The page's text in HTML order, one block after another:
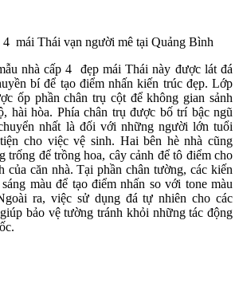
4 mái Thái vạn người mê tại Quảng Bình
nhà cấp 4 đẹp mái Thái này được lát đá
bí để tạo điểm nhấn kiến trúc đẹp. Lớp
ốp phần chân trụ cột để không gian sảnh
hài hòa. Phía chân trụ được bố trí bậc ngũ
nhất là đối với những người lớn tuổi
cho việc vệ sinh. Hai bên hè nhà cũng
trống để trồng hoa, cây cảnh để tô điểm cho
của căn nhà. Tại phần chân tường, các kiến
màu để tạo điểm nhấn so với tone màu
ra, việc sử dụng đá tự nhiên cho các
bảo vệ tường tránh khỏi những tác động